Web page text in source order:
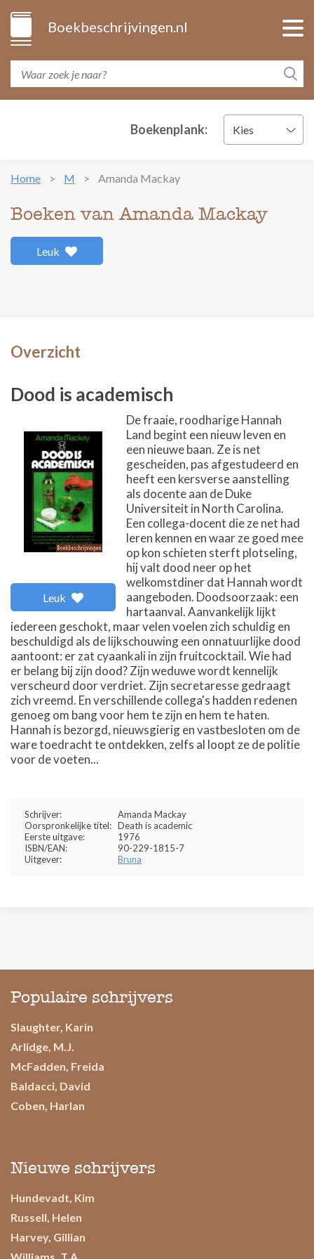
Boekbeschrijvingen.nl
Boekenplank: Kies
Home M Amanda Mackay
Boeken van Amanda Mackay
Leuk
Overzicht
Dood is academisch
Leuk
De fraaie, roodharige Hannah
Land begint een nieuw leven en
een nieuwe baan. Ze is net
gescheiden, pas afgestudeerd en
heeft een kersverse aanstelling
als docente aan de Duke
Universiteit in North Carolina.
Een collega-docent die ze net had
leren kennen en waar ze goed mee
op kon schieten sterft plotseling,
hij valt dood neer op het
welkomstdiner dat Hannah wordt
aangeboden. Doodsoorzaak: een
hartaanval. Aanvankelijk lijkt
iedereen geschokt, maar velen voelen zich schuldig en
beschuldigd als de lijkschouwing een onnatuurlijke dood
aantoont: er zat cyaankali in zijn fruitcocktail. Wie had
er belang bij zijn dood? Zijn weduwe wordt kennelijk
verscheurd door verdriet. Zijn secretaresse gedraagt
zich vreemd. En verschillende collega's hadden redenen
genoeg om bang voor hem te zijn en hem te haten.
Hannah is bezorgd, nieuwsgierig en vastbesloten om de
ware toedracht te ontdekken, zelfs al loopt ze de politie
voor de voeten...
Schrijver:
Amanda Mackay
Oorspronkelijke titel: Death is academic
Eerste uitgave:
1976
ISBN/EAN:
90-229-1815-7
Uitgever:
Bruna
Populaire schrijvers
Slaughter, Karin
Arlidge, M.J.
McFadden, Freida
Baldacci, David
Coben, Harlan
Nieuwe schrijvers
Hundevadt, Kim
Russell, Helen
Harvey, Gillian